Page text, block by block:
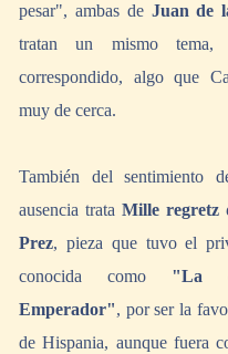
pesar", ambas de Juan de
tratan un mismo
correspondido, algo que
muy de cerca.
También del sentimiento
ausencia trata Mille regretz
Prez, pieza que tuvo el
conocida como "La
Emperador", por ser la
de Hispania, aunque fuera